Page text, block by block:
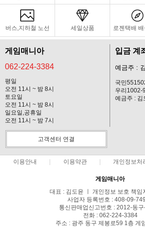
버스,지하철 노선 세일상품 로젠택배
게임매니아
062-224-3384
평일
오전 11시 ~ 밤 8시
토요일
오전 11시 ~ 밤 8시
일요일,공휴일
오전 11시 ~ 밤 7시
입금 계
예금주 :
국민
우리1002-
예금주 : 김
고객센터 연결
이용안내 이용약관 개인정보처
게임매니아
대표 : 김도윤 ㅣ 개인정보 보호 책임
사업자 등록번호 : 408-09-
통신판매업신고번호 : 2012-동
전화 : 062-224-3384
주소 : 광주 동구 제봉로59 1층 게